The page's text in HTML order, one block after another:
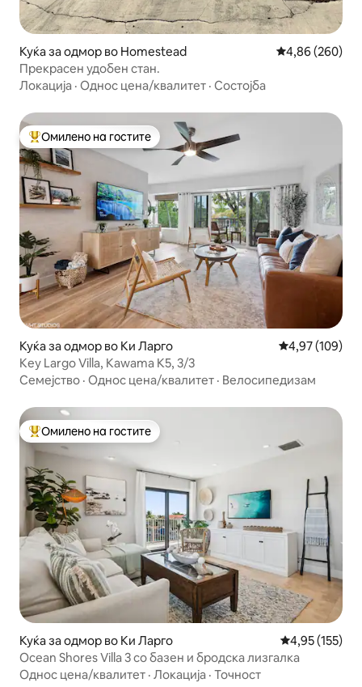
Куќа за одмор во Homestead Просечна
4,86 (260)
Прекрасен удобен стан.
Локација · Однос цена/квалитет · Состојба
Меѓу најуспешните „Омилени на гостите“
Омилено на гостите
Куќа за одмор во Ки Ларго Просечна
4,97 (109)
Key Largo Villa, Kawama K5, 3/3
Семејство · Однос цена/квалитет · Велосипедизам
Меѓу најуспешните „Омилени на гостите“
Омилено на гостите
Куќа за одмор во Ки Ларго Просечна
4,95 (155)
Ocean Shores Villa 3 со базен и бродска лизгалка
Однос цена/квалитет · Локација · Точност